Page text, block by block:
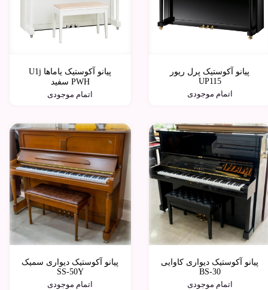
پیانو آکوستیک پرل ریور
UP115
اتمام موجودی
پیانو آکوستیک یاماها U1j
PWH سفید
اتمام موجودی
پیانو آکوستیک دیواری کاوایی
BS-30
اتمام موجودی
پیانو آکوستیک دیواری سمیک
SS-50Y
اتمام موجودی